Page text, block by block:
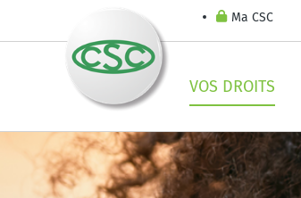
Ma CSC
VOS DROITS